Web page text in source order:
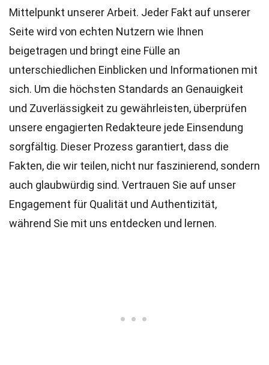
Mittelpunkt unserer Arbeit. Jeder Fakt auf unserer
Seite wird von echten Nutzern wie Ihnen
beigetragen und bringt eine Fülle an
unterschiedlichen Einblicken und Informationen mit
sich. Um die höchsten Standards an Genauigkeit
und Zuverlässigkeit zu gewährleisten, überprüfen
unsere engagierten Redakteure jede Einsendung
sorgfältig. Dieser Prozess garantiert, dass die
Fakten, die wir teilen, nicht nur faszinierend, sondern
auch glaubwürdig sind. Vertrauen Sie auf unser
Engagement für Qualität und Authentizität,
während Sie mit uns entdecken und lernen.